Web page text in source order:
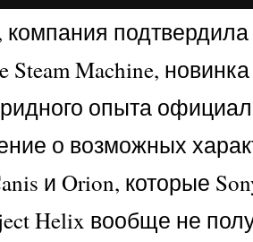
компания
Machine,
опыта
о возможных
и Orion, которые
Helix вообще не